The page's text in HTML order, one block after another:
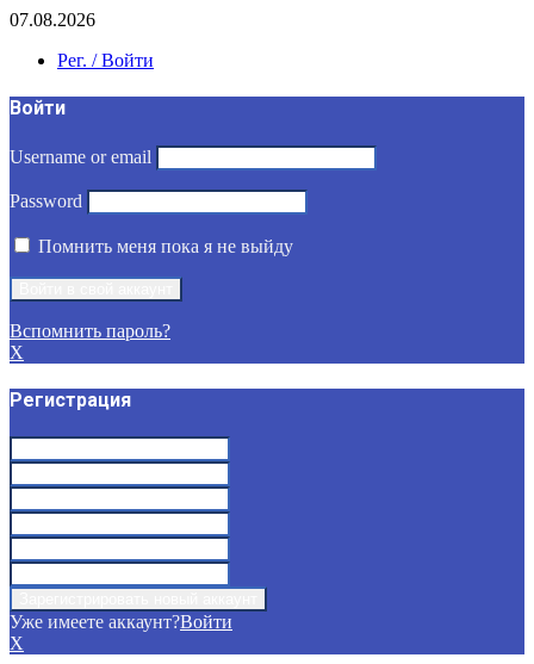
07.08.2026
Рег. / Войти
Войти
Username or email
Password
Помнить меня пока я не выйду
Вспомнить пароль?
X
Регистрация
Уже имеете аккаунт?Войти
X